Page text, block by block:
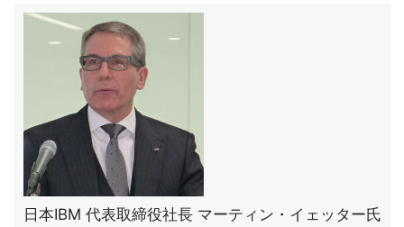
日本IBM 代表取締役社長 マーティン・イェッター氏